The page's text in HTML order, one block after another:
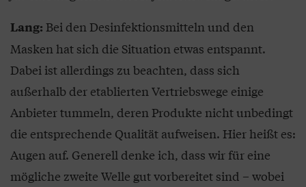
Lang: Bei den Desinfektionsmitteln und den
Masken hat sich die Situation etwas entspannt.
Dabei ist allerdings zu beachten, dass sich
außerhalb der etablierten Vertriebswege einige
Anbieter tummeln, deren Produkte nicht unbedingt
die entsprechende Qualität aufweisen. Hier heißt es:
Augen auf. Generell denke ich, dass wir für eine
mögliche zweite Welle gut vorbereitet sind – wobei